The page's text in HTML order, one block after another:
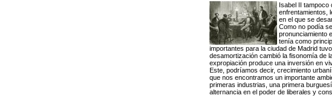
Isabel II tampoco
enfrentamientos,
en el que se
Como no podía
pronunciamiento
tenía como
importantes para la ciudad de Madrid
desamortización cambió la fisonomía de
expropiación produce una inversión en
Este, podríamos decir, crecimiento
que nos encontramos un importante
primeras industrias, una primera
alternancia en el poder de liberales y